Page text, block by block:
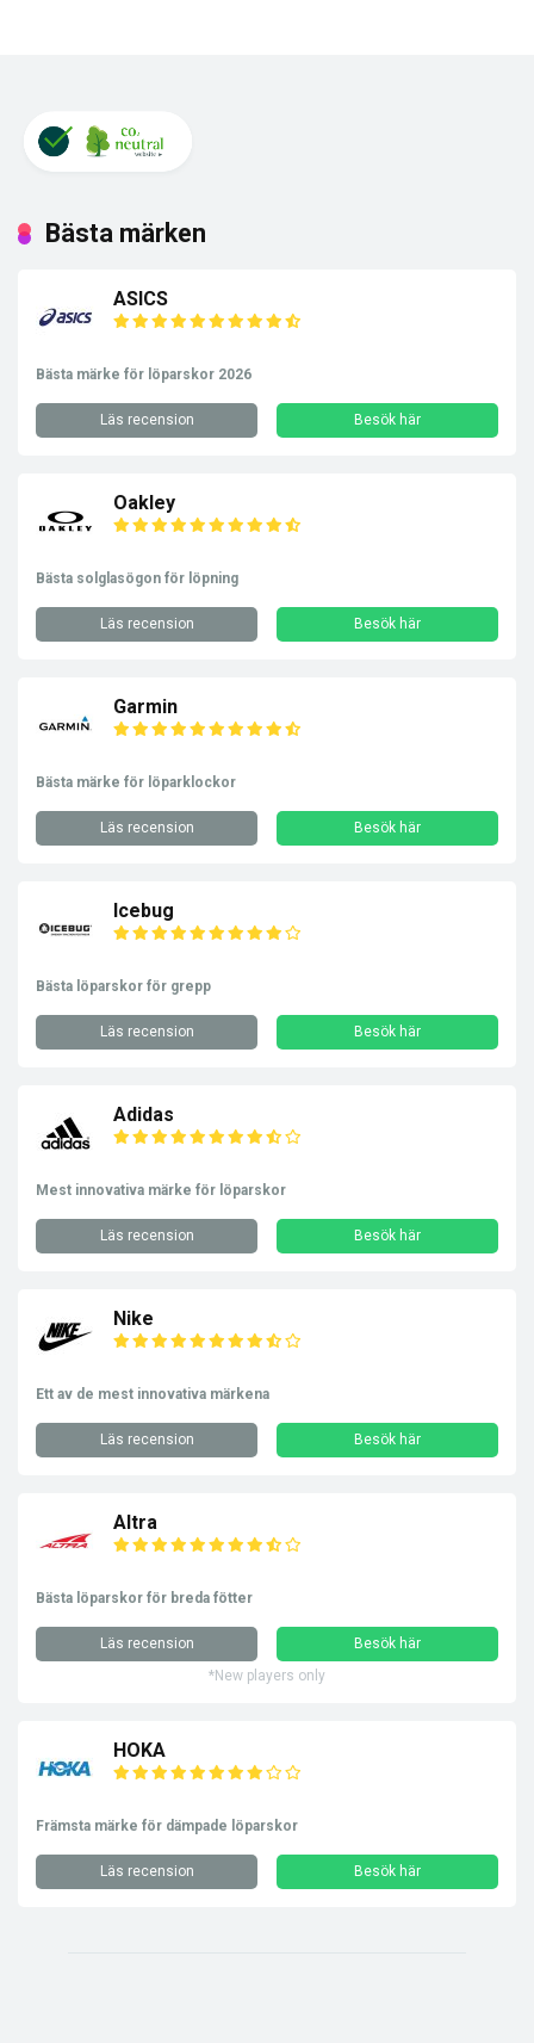
Bästa märken
ASICS
Bästa märke för löparskor 2026
Läs recension Besök här
Oakley
Bästa solglasögon för löpning
Läs recension Besök här
Garmin
Bästa märke för löparklockor
Läs recension Besök här
Icebug
Bästa löparskor för grepp
Läs recension Besök här
Adidas
Mest innovativa märke för löparskor
Läs recension Besök här
Nike
Ett av de mest innovativa märkena
Läs recension Besök här
Altra
Bästa löparskor för breda fötter
Läs recension
Besök här
*New players only
HOKA
Främsta märke för dämpade löparskor
Läs recension Besök här